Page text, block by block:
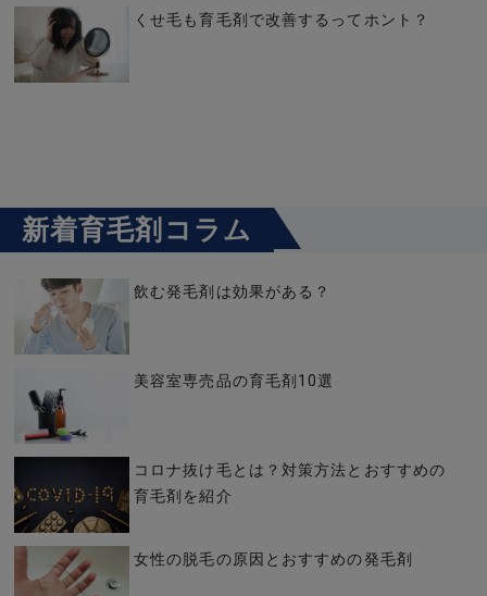
くせ毛も育毛剤で改善するってホント？
新着育毛剤コラム
飲む発毛剤は効果がある？
美容室専売品の育毛剤10選
コロナ抜け毛とは？対策方法とおすすめの
育毛剤を紹介
女性の脱毛の原因とおすすめの発毛剤